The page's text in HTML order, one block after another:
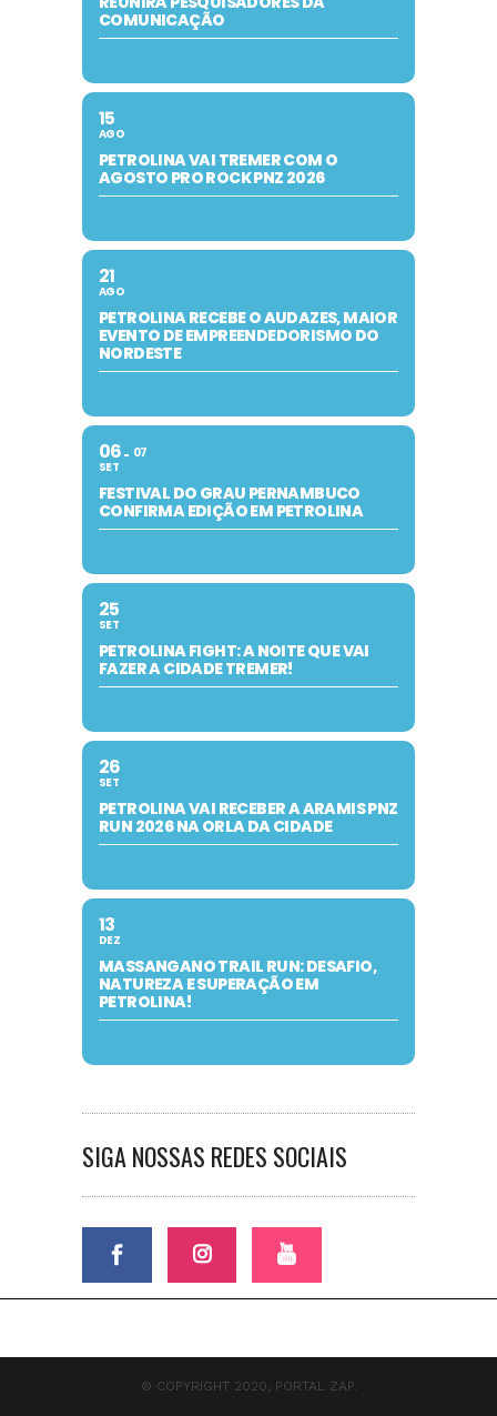
COMUNICAÇÃO
15
AGO
PETROLINA VAI TREMER COM O
AGOSTO PRO ROCK PNZ 2026
21
AGO
PETROLINA RECEBE O AUDAZES, MAIOR
EVENTO DE EMPREENDEDORISMO DO
NORDESTE
06
SET
07
FESTIVAL DO GRAU PERNAMBUCO
CONFIRMA EDIÇÃO EM PETROLINA
25
SET
PETROLINA FIGHT: A NOITE QUE VAI
FAZER A CIDADE TREMER!
26
SET
PETROLINA VAI RECEBER A ARAMIS PNZ
RUN 2026 NA ORLA DA CIDADE
13
DEZ
MASSANGANO TRAIL RUN: DESAFIO,
NATUREZA E SUPERAÇÃO EM
PETROLINA!
SIGA NOSSAS REDES SOCIAIS
© COPYRIGHT 2020, PORTAL ZAP.